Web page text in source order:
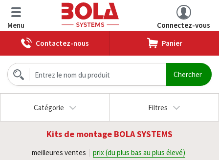
Menu
Connectez-vous
Contactez-nous
Panier
Catégorie Filtres
Kits de montage BOLA SYSTEMS
meilleures ventes
prix (du plus bas au plus élevé)